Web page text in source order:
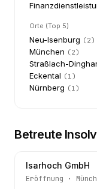
Orte (Top 5)
Neu-Isenburg (2)
München (2)
Straßlach-
Eckental (1)
Nürnberg (1)
Betreute
Isarhoch GmbH
Eröffnung ·